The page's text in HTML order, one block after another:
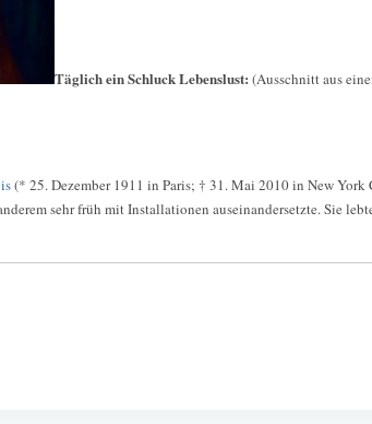
Täglich ein Schluck Lebenslust: (Ausschnitt aus
(* 25. Dezember 1911 in Paris; † 31. Mai 2010 in New York
sehr früh mit Installationen auseinandersetzte. Sie